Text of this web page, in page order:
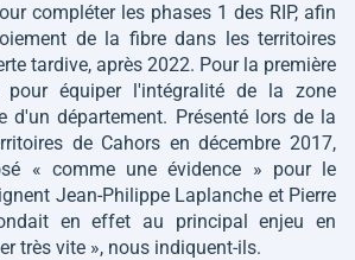
compléter les phases 1 des RIP, afin
de la fibre dans les territoires
tardive, après 2022. Pour la première
équiper l'intégralité de la zone
d'un département. Présenté lors de la
de Cahors en décembre 2017,
« comme une évidence » pour le
Jean-Philippe Laplanche et Pierre
en effet au principal enjeu en
très vite », nous indiquent-ils.